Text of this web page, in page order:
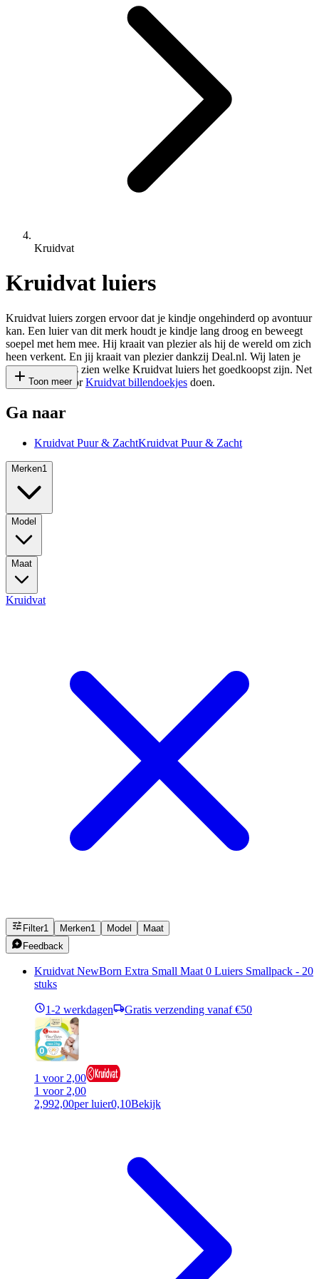
Kruidvat
Kruidvat luiers
Kruidvat luiers zorgen ervoor dat je kindje ongehinderd op avontuur
kan. Een luier van dit merk houdt je kindje lang droog en beweegt
soepel met hem mee. Hij kraait van plezier als hij de wereld om zich
heen verkent. En jij kraait van plezier dankzij Deal.nl. Wij laten je
namelijk precies zien welke Kruidvat luiers het goedkoopst zijn. Net
zoals we dit voorKruidvat billendoekjes doen.
Toon meer
Ga naar
Kruidvat Puur & ZachtKruidvat Puur & Zacht
Merken1
Model
Maat
Kruidvat
Filter1 Merken1 Model
Maat
Feedback
Kruidvat NewBorn Extra Small Maat 0 Luiers Smallpack - 20
stuks
1-2 werkdagen Gratis verzending vanaf €50
1 voor 2,00
1 voor 2,00
2,992,00per luier0,10Bekijk